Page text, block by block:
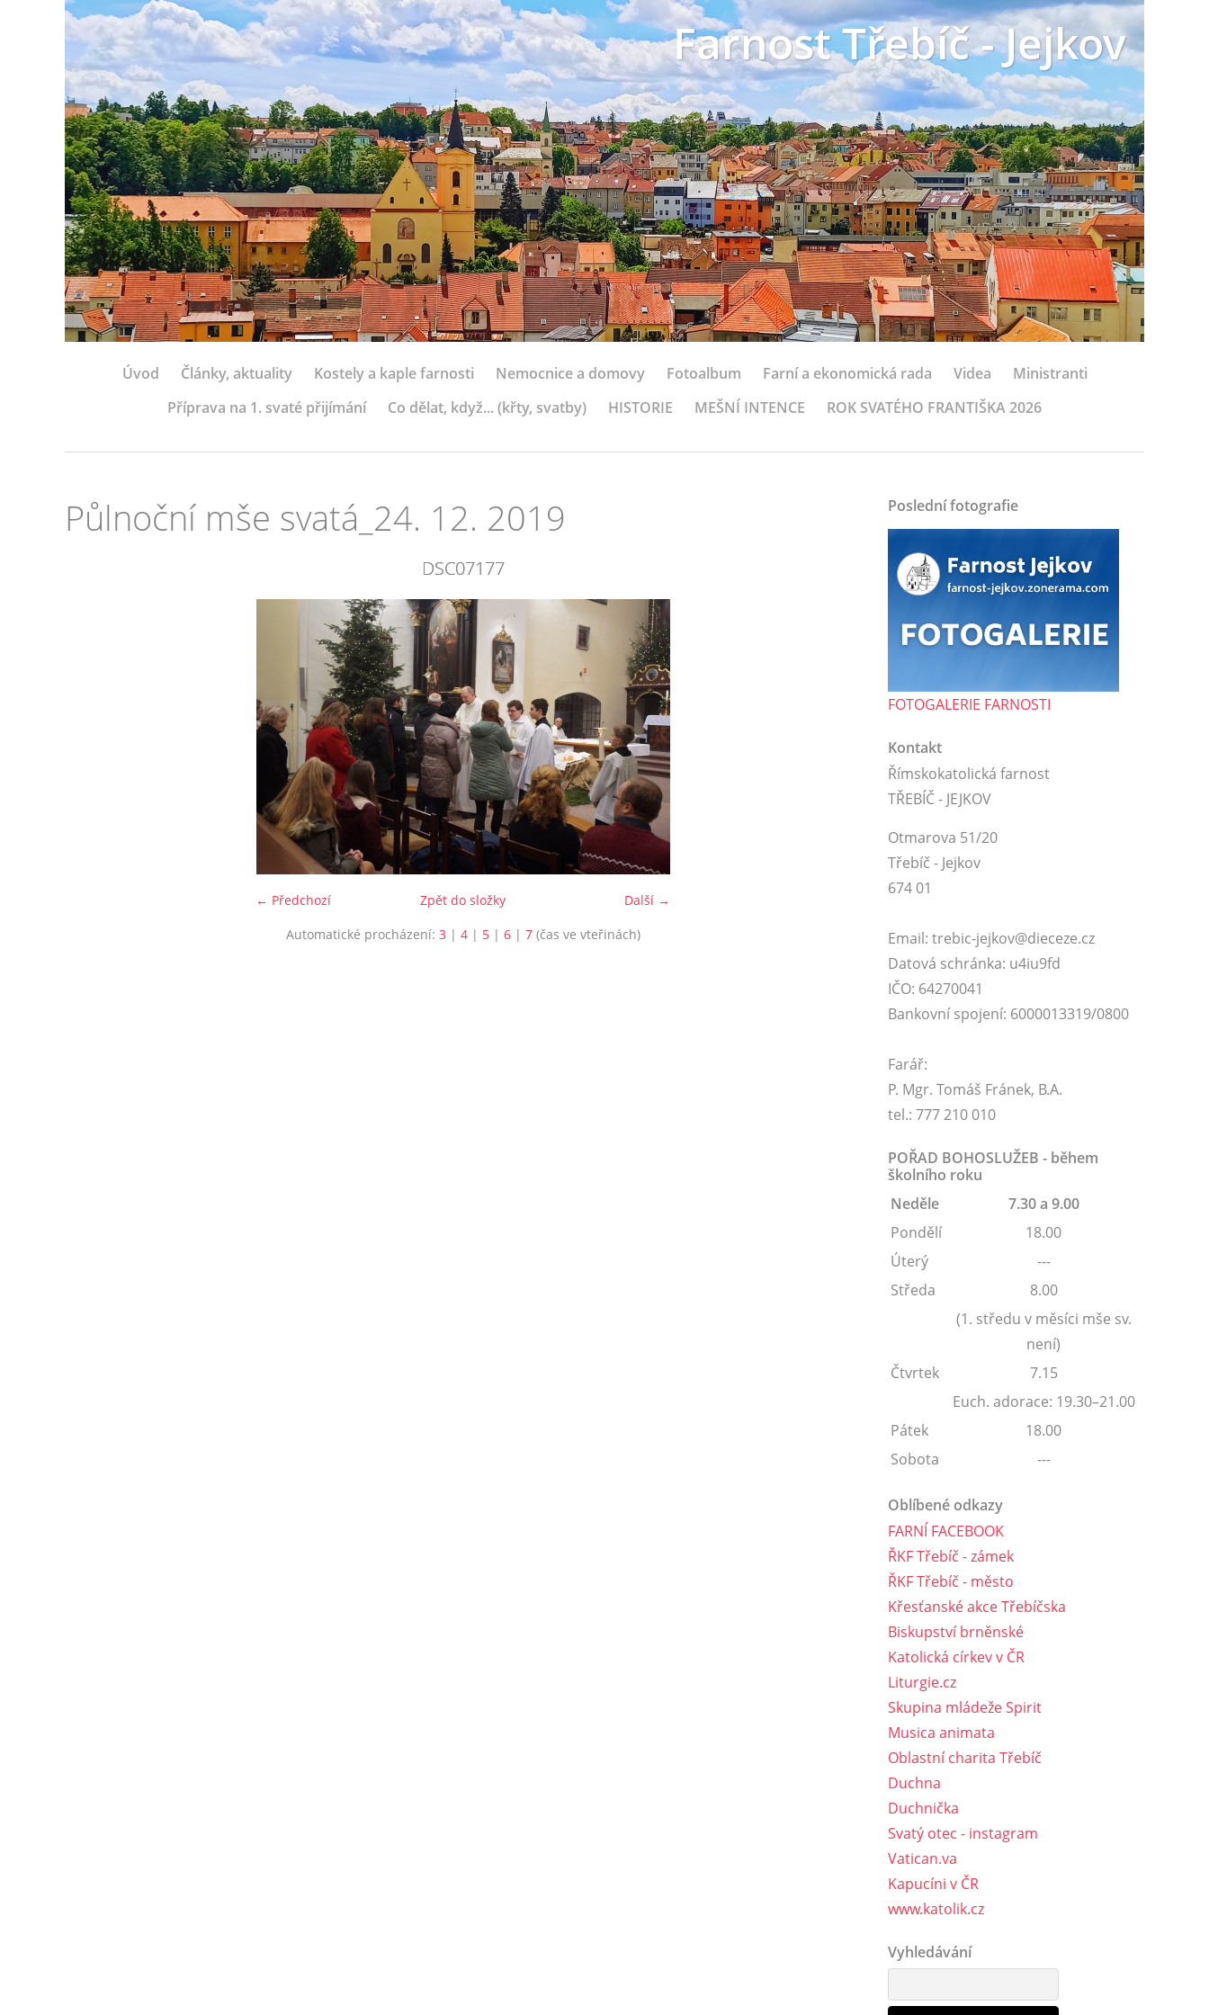
Farnost Třebíč - Jejkov
Úvod Články, aktuality Kostely a kaple farnosti Nemocnice a domovy Fotoalbum Farní a ekonomická rada Videa
Ministranti
Příprava na 1. svaté přijímání
Co dělat, když... (křty, svatby) HISTORIE MEŠNÍ INTENCE ROK SVATÉHO FRANTIŠKA 2026
Půlnoční mše svatá_24. 12. 2019
DSC07177
← Předchozí Další →
Zpět do složky
Automatické procházení: 3 | 4| 5| 6| 7(čas ve vteřinách)
Poslední fotografie
FOTOGALERIE FARNOSTI
Kontakt
Římskokatolická farnost
TŘEBÍČ - JEJKOV
Otmarova 51/20
Třebíč - Jejkov
674 01
Email: trebic-jejkov@dieceze.cz
Datová schránka: u4iu9fd
IČO: 64270041
Bankovní spojení: 6000013319/0800
Farář:
P. Mgr. Tomáš Fránek, B.A.
tel.: 777 210 010
POŘAD BOHOSLUŽEB - během
školního roku
Neděle
7.30 a 9.00
Pondělí
18.00
Úterý
---
Středa
8.00
(1. středu v měsíci mše sv.
není)
Čtvrtek
7.15
Euch. adorace: 19.30–21.00
Pátek
18.00
Sobota
---
Oblíbené odkazy
FARNÍ FACEBOOK
ŘKF Třebíč - zámek
ŘKF Třebíč - město
Křesťanské akce Třebíčska
Biskupství brněnské
Katolická církev v ČR
Liturgie.cz
Skupina mládeže Spirit
Musica animata
Oblastní charita Třebíč
Duchna
Duchnička
Svatý otec - instagram
Vatican.va
Kapucíni v ČR
www.katolik.cz
Vyhledávání